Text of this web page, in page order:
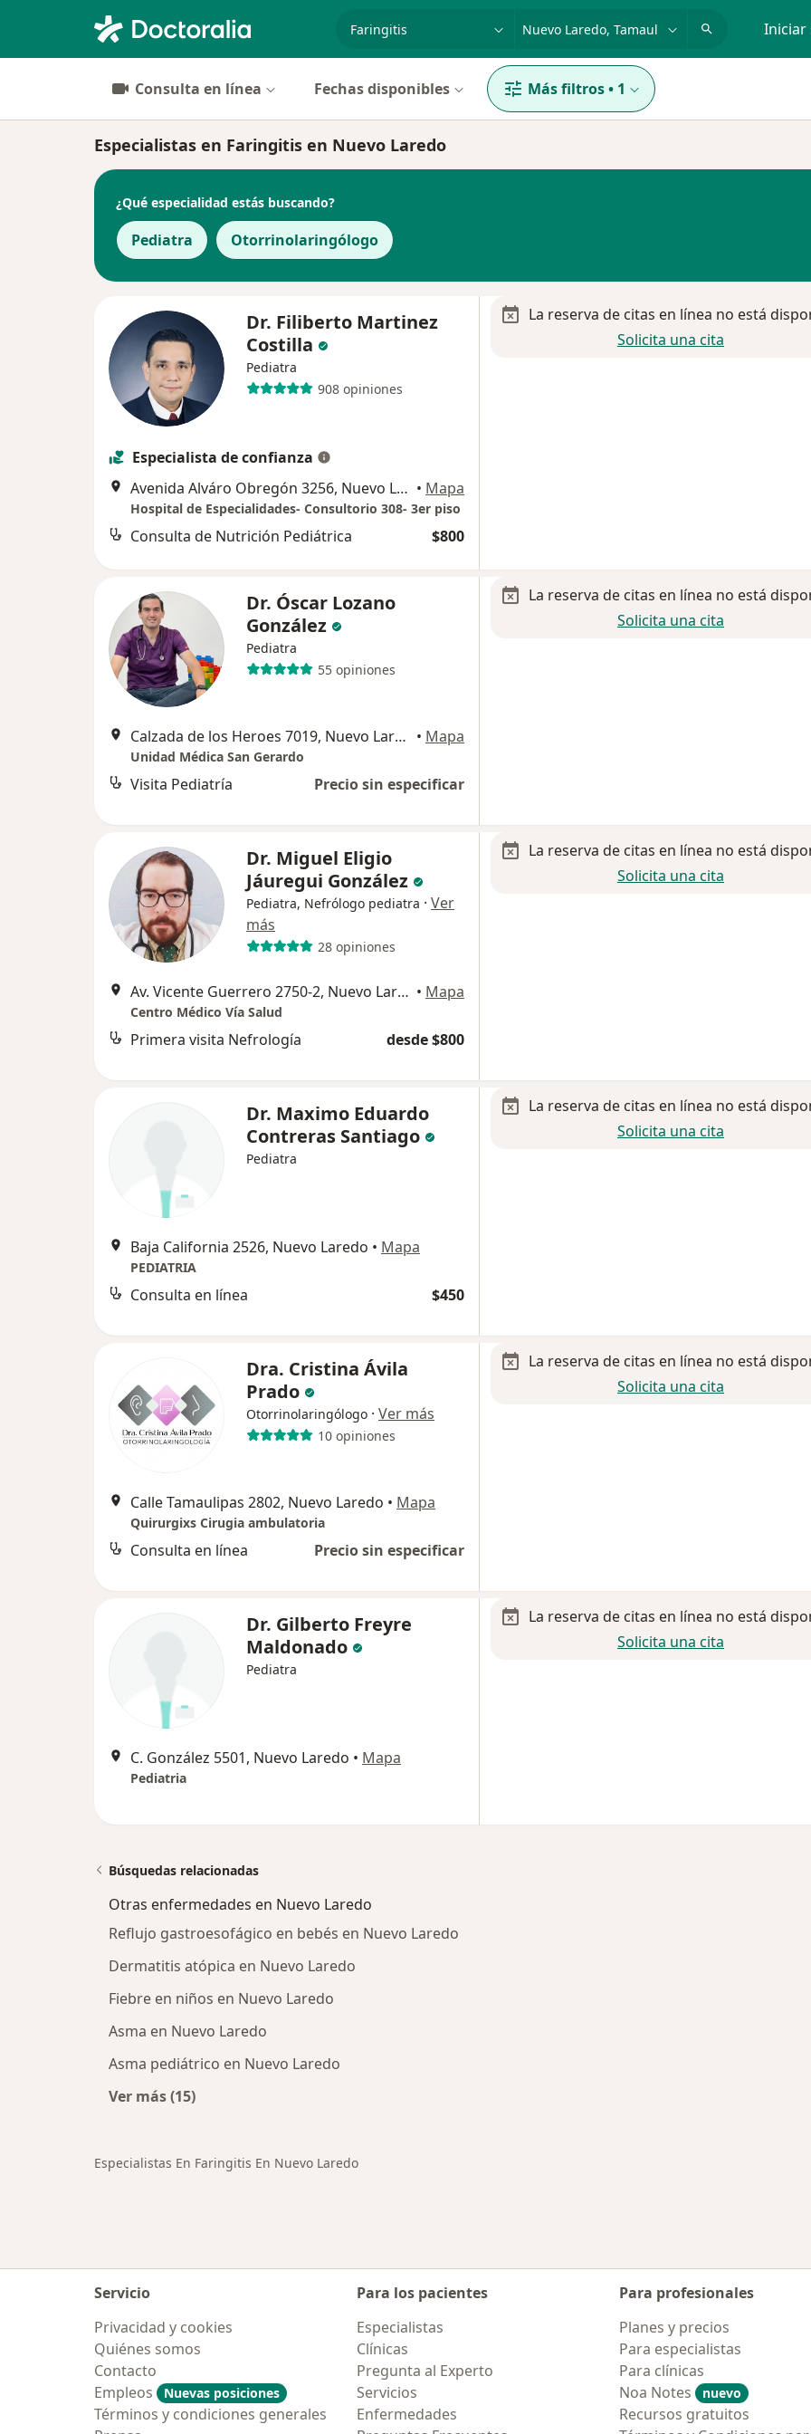
Iniciar
Consulta en línea Fechas disponibles Más filtros• 1
Especialistas en Faringitis en Nuevo Laredo
¿Qué especialidad estás buscando?
Pediatra Otorrinolaringólogo
Dr. Filiberto Martinez
Costilla
Pediatra
908 opiniones
Especialista de confianza
Avenida Alváro Obregón 3256, Nuevo Laredo • Mapa
Hospital de Especialidades- Consultorio 308- 3er piso
Consulta de Nutrición Pediátrica $800
La reserva de citas en línea no está
Solicita una cita
Dr. Óscar Lozano
González
Pediatra
55 opiniones
Calzada de los Heroes 7019, Nuevo Laredo • Mapa
Unidad Médica San Gerardo
Visita Pediatría Precio sin especificar
La reserva de citas en línea no está
Solicita una cita
Dr. Miguel Eligio
Jáuregui González
Pediatra, Nefrólogo pediatra · Ver
más
28 opiniones
Av. Vicente Guerrero 2750-2, Nuevo Laredo • Mapa
Centro Médico Vía Salud
Primera visita Nefrología desde $800
La reserva de citas en línea no está
Solicita una cita
Dr. Maximo Eduardo
Contreras Santiago
Pediatra
Baja California 2526, Nuevo Laredo • Mapa
PEDIATRIA
Consulta en línea $450
La reserva de citas en línea no está
Solicita una cita
Dra. Cristina Ávila
Prado
Otorrinolaringólogo · Ver más
10 opiniones
Calle Tamaulipas 2802, Nuevo Laredo • Mapa
Quirurgixs Cirugia ambulatoria
Consulta en línea Precio sin especificar
La reserva de citas en línea no está
Solicita una cita
Dr. Gilberto Freyre
Maldonado
Pediatra
C. González 5501, Nuevo Laredo • Mapa
Pediatria
La reserva de citas en línea no está
Solicita una cita
Búsquedas relacionadas
Otras enfermedades en Nuevo Laredo
Reflujo gastroesofágico en bebés en Nuevo Laredo
Dermatitis atópica en Nuevo Laredo
Fiebre en niños en Nuevo Laredo
Asma en Nuevo Laredo
Asma pediátrico en Nuevo Laredo
Ver más (15)
Especialistas En Faringitis En Nuevo Laredo
Servicio
Privacidad y cookies
Quiénes somos
Contacto
Empleos
Nuevas posiciones
Términos y condiciones generales
Para los pacientes
Especialistas
Clínicas
Pregunta al Experto
Servicios
Enfermedades
Para profesionales
Planes y precios
Para especialistas
Para clínicas
Noa Notes
nuevo
Recursos gratuitos